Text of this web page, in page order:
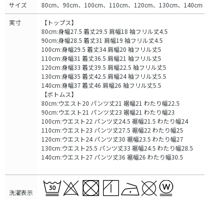
サイズ 80cm、90cm、100cm、110cm、120cm、130cm、140cm
実寸
【トップス】
80cm:身幅27.5 着丈29.5 肩幅18 袖フリル丈4.5
90cm:身幅28.5 着丈31 肩幅19 袖フリル丈4.5
100cm:身幅29.5 着丈34 肩幅20 袖フリル丈5
110cm:身幅31 着丈36.5 肩幅21 袖フリル丈5
120cm:身幅33 着丈39.5 肩幅22.5 袖フリル丈5
130cm:身幅35 着丈42.5 肩幅24 袖フリル丈5.5
140cm:身幅37 着丈46 肩幅26 袖フリル丈5.5
【ボトムス】
80cm:ウエスト20 パンツ丈21 裾幅21 わたり幅22.5
90cm:ウエスト21 パンツ丈23 裾幅21 わたり幅23
100cm:ウエスト22 パンツ丈24.5 裾幅21.5 わたり幅24
110cm:ウエスト23 パンツ丈27.5 裾幅22 わたり幅25
120cm:ウエスト24 パンツ丈30 裾幅23.5 わたり幅27
130cm:ウエスト25.5 パンツ丈33 裾幅24.5 わたり幅28.5
140cm:ウエスト27 パンツ丈36 裾幅26 わたり幅30.5
洗濯表示